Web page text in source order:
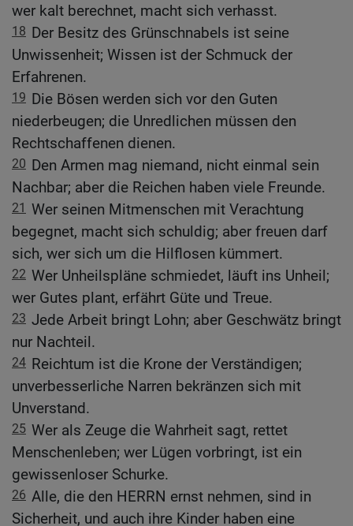
wer kalt berechnet, macht sich verhasst.
18 Der Besitz des Grünschnabels ist seine
Unwissenheit; Wissen ist der Schmuck der
Erfahrenen.
19 Die Bösen werden sich vor den Guten
niederbeugen; die Unredlichen müssen den
Rechtschaffenen dienen.
20 Den Armen mag niemand, nicht einmal sein
Nachbar; aber die Reichen haben viele Freunde.
21 Wer seinen Mitmenschen mit Verachtung
begegnet, macht sich schuldig; aber freuen darf
sich, wer sich um die Hilflosen kümmert.
22 Wer Unheilspläne schmiedet, läuft ins Unheil;
wer Gutes plant, erfährt Güte und Treue.
23 Jede Arbeit bringt Lohn; aber Geschwätz bringt
nur Nachteil.
24 Reichtum ist die Krone der Verständigen;
unverbesserliche Narren bekränzen sich mit
Unverstand.
25 Wer als Zeuge die Wahrheit sagt, rettet
Menschenleben; wer Lügen vorbringt, ist ein
gewissenloser Schurke.
26 Alle, die den HERRN ernst nehmen, sind in
Sicherheit, und auch ihre Kinder haben eine